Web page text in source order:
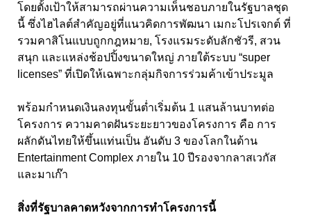
โดยตั้งเป้าให้สามารถผ่านความเห็นชอบภายในรัฐบาลชุด
นี้ ซึ่งไฮไลต์สำคัญอยู่ที่แนวคิดการพัฒนา เมกะโปรเจกต์ ที่
รวมคาสิโนแบบถูกกฎหมาย, โรงแรมระดับลักชัวรี, สวน
สนุก และแหล่งช้อปปิ้งขนาดใหญ่ ภายใต้ระบบ “super
licenses” ที่เปิดให้เฉพาะกลุ่มกิจการร่วมค้าเข้าประมูล
พร้อมกำหนดเงินลงทุนขั้นต่ำเริ่มต้น 1 แสนล้านบาทต่อ
โครงการ ความคาดฝันระยะยาวของโครงการ คือ การ
ผลักดันไทยให้ขึ้นแท่นเป็น อันดับ 3 ของโลกในด้าน
Entertainment Complex ภายใน 10 ปีรองจากลาสเวกัส
และมาเก๊า
สิ่งที่รัฐบาลคาดหวังจากการทำโครงการนี้